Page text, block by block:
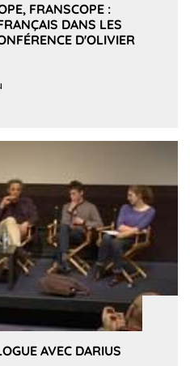
FRANSCOPE :
DANS LES
D'OLIVIER
AVEC DARIUS